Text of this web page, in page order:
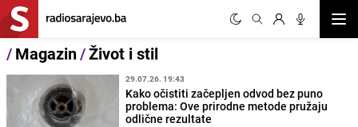
/Magazin/Život i stil
29.07.26. 19:43
Kako očistiti začepljen odvod bez puno
problema: Ove prirodne metode pružaju
odlične rezultate